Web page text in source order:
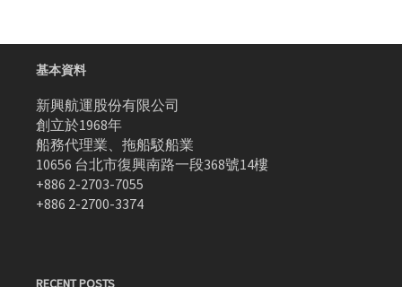
基本資料
新興航運股份有限公司
創立於1968年
船務代理業、拖船駁船業
10656 台北市復興南路一段368號14樓
+886 2-2703-7055
+886 2-2700-3374
RECENT POSTS